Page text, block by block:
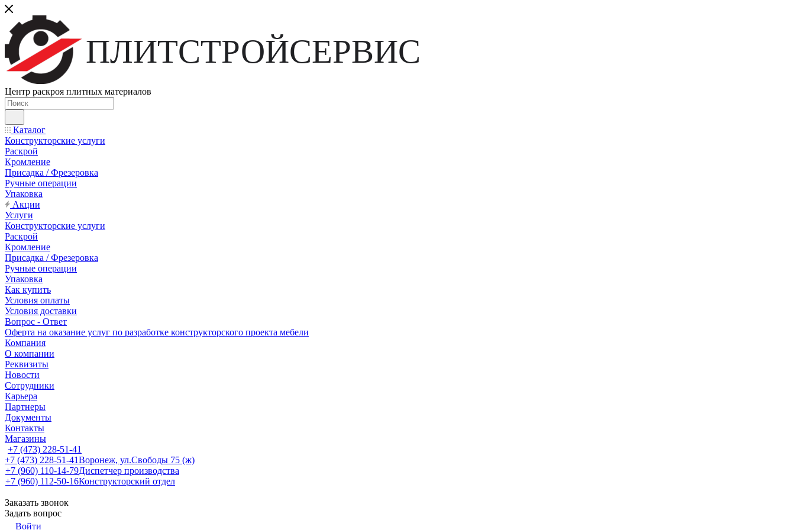
ПЛИТСТРОЙСЕРВИС
Центр раскроя плитных материалов
Каталог
Конструкторские услуги
Раскрой
Кромление
Присадка / Фрезеровка
Ручные операции
Упаковка
Акции
Услуги
Конструкторские услуги
Раскрой
Кромление
Присадка / Фрезеровка
Ручные операции
Упаковка
Как купить
Условия оплаты
Условия доставки
Вопрос - Ответ
Оферта на оказание услуг по разработке конструкторского проекта мебели
Компания
О компании
Реквизиты
Новости
Сотрудники
Карьера
Партнеры
Документы
Контакты
Магазины
+7 (473) 228-51-41
+7 (473) 228-51-41Воронеж, ул.Свободы 75 (ж)
+7 (960) 110-14-79Диспетчер производства
+7 (960) 112-50-16Конструкторский отдел
Заказать звонок
Задать вопрос
Войти